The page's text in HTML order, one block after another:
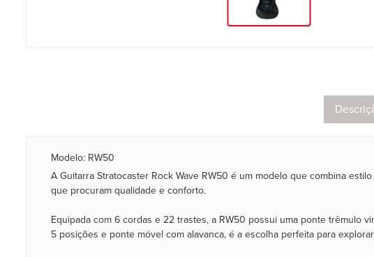
Modelo: RW50
A Guitarra Stratocaster Rock Wave RW50 é um modelo que combina
que procuram qualidade e conforto.
Equipada com 6 cordas e 22 trastes, a RW50 possui uma ponte trêmulo
5 posições e ponte móvel com alavanca, é a escolha perfeita para